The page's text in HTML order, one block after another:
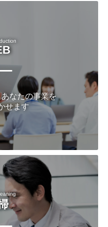
なたの事業を
せます